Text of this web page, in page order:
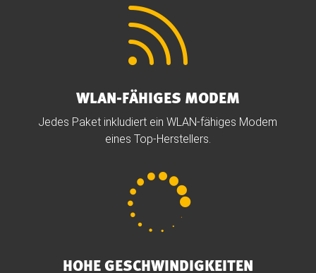

WLAN-FÄHIGES MODEM
Jedes Paket inkludiert ein WLAN-fähiges Modem
eines Top-Herstellers.

HOHE GESCHWINDIGKEITEN